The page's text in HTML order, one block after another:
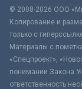
© 2008-2026 ООО
Копирование и
только с
Материалы с
«Спецпроект»,
понимании Закона
ответственность